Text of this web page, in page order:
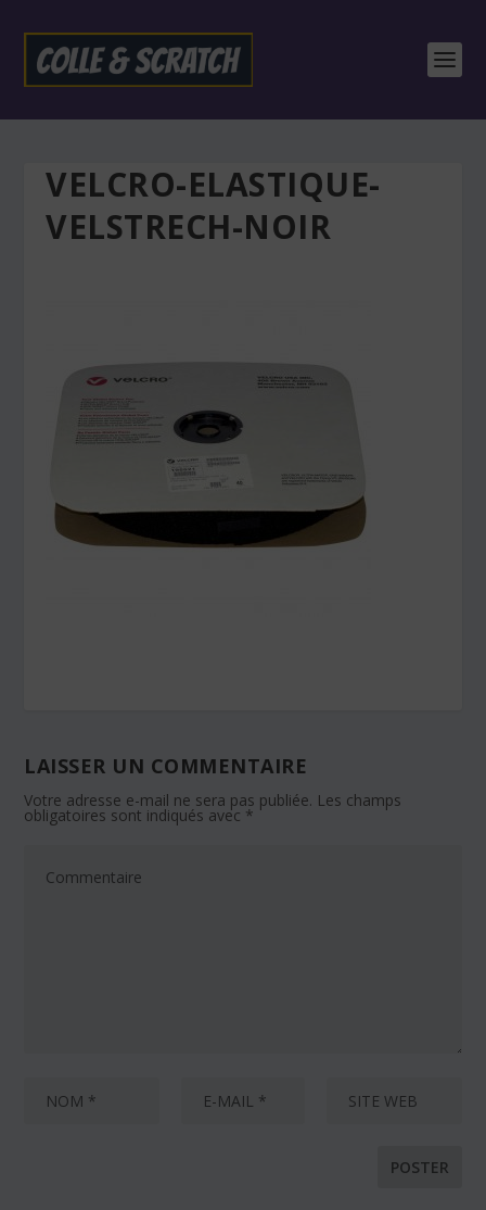
VELCRO-ELASTIQUE-
VELSTRECH-NOIR
LAISSER UN COMMENTAIRE
Votre adresse e-mail ne sera pas publiée. Les champs
obligatoires sont indiqués avec *